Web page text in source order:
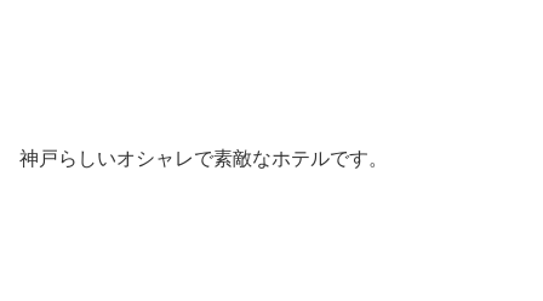
神戸らしいオシャレで素敵なホテルです。